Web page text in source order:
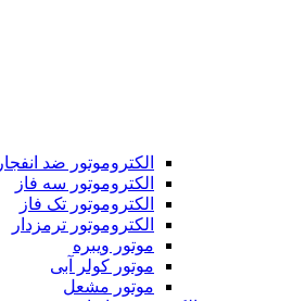
الکتروموتور ضد انفجار
الکتروموتور سه فاز
الکتروموتور تک فاز
الکتروموتور ترمزدار
موتور ویبره
موتور کولر آبی
موتور مشعل